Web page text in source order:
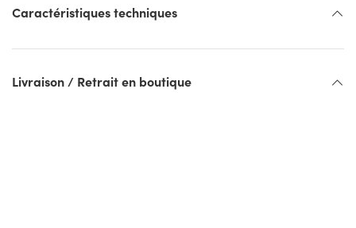
Caractéristiques techniques
Livraison / Retrait en boutique